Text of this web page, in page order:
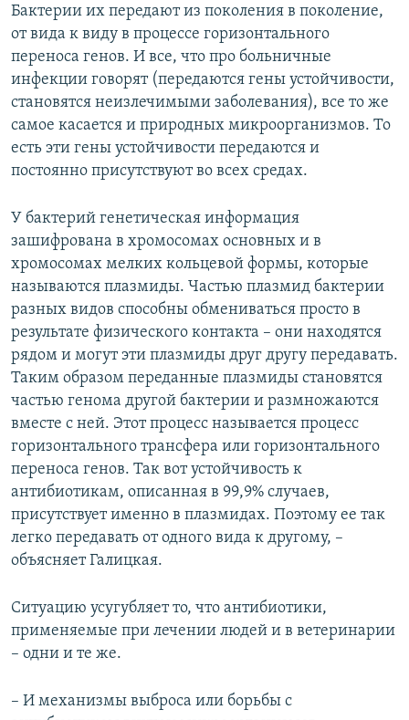
Бактерии их передают из поколения в поколение,
от вида к виду в процессе горизонтального
переноса генов. И все, что про больничные
инфекции говорят (передаются гены устойчивости,
становятся неизлечимыми заболевания), все то же
самое касается и природных микроорганизмов. То
есть эти гены устойчивости передаются и
постоянно присутствуют во всех средах.
У бактерий генетическая информация
зашифрована в хромосомах основных и в
хромосомах мелких кольцевой формы, которые
называются плазмиды. Частью плазмид бактерии
разных видов способны обмениваться просто в
результате физического контакта – они находятся
рядом и могут эти плазмиды друг другу передавать.
Таким образом переданные плазмиды становятся
частью генома другой бактерии и размножаются
вместе с ней. Этот процесс называется процесс
горизонтального трансфера или горизонтального
переноса генов. Так вот устойчивость к
антибиотикам, описанная в 99,9% случаев,
присутствует именно в плазмидах. Поэтому ее так
легко передавать от одного вида к другому, –
объясняет Галицкая.
Ситуацию усугубляет то, что антибиотики,
применяемые при лечении людей и в ветеринарии
– одни и те же.
– И механизмы выброса или борьбы с